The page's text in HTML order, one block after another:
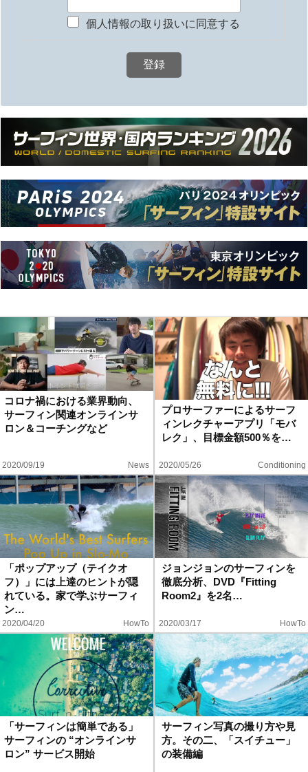
個人情報の取り扱いに同意する
コロナ禍における業界動向、
サーフィン関連オンラインサ
ロン＆コーチングなど
2020/09/19 News
プロサーファーによるサーフ
ィンレクチャーアプリ「モバ
レク」、目標金額500％を…
2020/05/26 Conditioning
「ポップアップ（テイクオ
フ）」には上達のヒントが隠
れている。家で学ぶサーフィ
ン…
2020/04/20 HowTo
ジョンジョンのサーフィンを
徹底分析、DVD『Fitting
Room2』を2名…
2020/03/17 HowTo
「サーフィンは簡単である」
サーフィンの “オンラインサ
ロン” サービス開始
サーフィン写真の撮り方や見
方。その二、「スイチュー」
の装備編